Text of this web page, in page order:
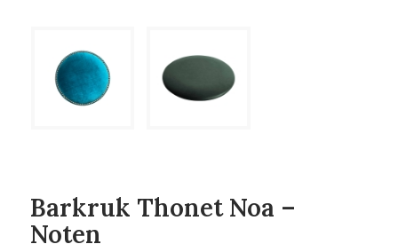
Barkruk Thonet Noa –
Noten